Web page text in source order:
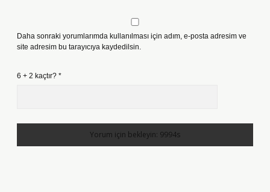
Daha sonraki yorumlarımda kullanılması için adım, e-posta adresim ve
site adresim bu tarayıcıya kaydedilsin.
6 + 2 kaçtır? *